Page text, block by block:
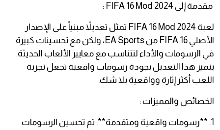
مقدمة إلى FIFA 16 Mod 2024 :
لعبة FIFA 16 Mod 2024 تمثل تعديلاً مبنياً على الإصدار
الأصلي FIFA 16 من EA Sports، ولكن مع تحسينات كبيرة
في الرسومات والأداء لتتناسب مع معايير الألعاب الحديثة.
يتميز هذا التعديل بجودة رسومات واقعية تجعل تجربة
اللعب أكثر إثارة وواقعية بلا شك.
الخصائص والمميزات :
1. **رسومات واقعية ومتقدمة**: تم تحسين الرسومات